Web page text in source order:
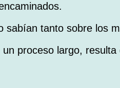
sabían tanto sobre los
proceso largo,